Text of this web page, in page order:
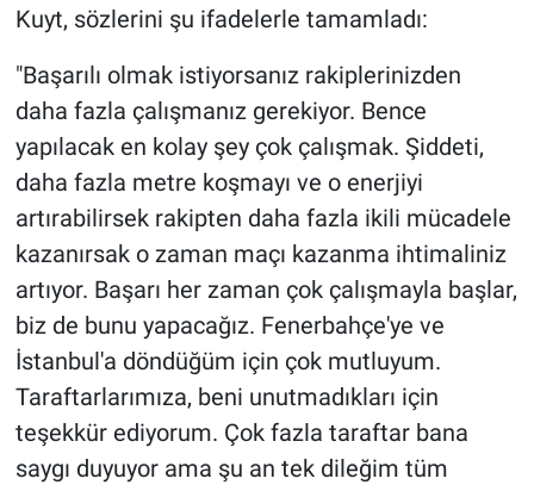
Kuyt, sözlerini şu ifadelerle tamamladı:
"Başarılı olmak istiyorsanız rakiplerinizden
daha fazla çalışmanız gerekiyor. Bence
yapılacak en kolay şey çok çalışmak. Şiddeti,
daha fazla metre koşmayı ve o enerjiyi
artırabilirsek rakipten daha fazla ikili mücadele
kazanırsak o zaman maçı kazanma ihtimaliniz
artıyor. Başarı her zaman çok çalışmayla başlar,
biz de bunu yapacağız. Fenerbahçe'ye ve
İstanbul'a döndüğüm için çok mutluyum.
Taraftarlarımıza, beni unutmadıkları için
teşekkür ediyorum. Çok fazla taraftar bana
saygı duyuyor ama şu an tek dileğim tüm